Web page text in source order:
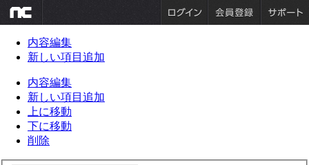
内容編集
新しい項目追加
内容編集
新しい項目追加
上に移動
下に移動
削除